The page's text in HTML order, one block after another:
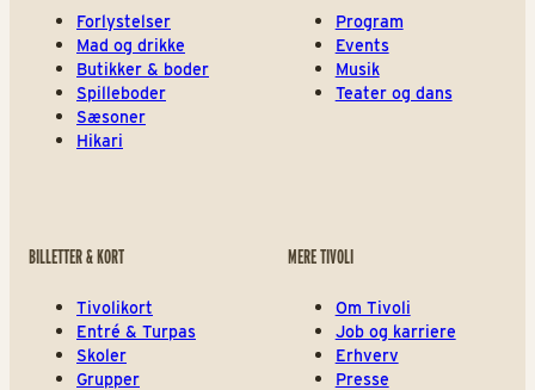
Forlystelser
Mad og drikke
Butikker & boder
Spilleboder
Sæsoner
Hikari
Program
Events
Musik
Teater og dans
BILLETTER & KORT
Tivolikort
Entré & Turpas
Skoler
Grupper
MERE TIVOLI
Om Tivoli
Job og karriere
Erhverv
Presse